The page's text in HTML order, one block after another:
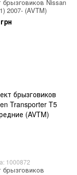
брызговиков Nissan
2007- (AVTM)
1000872
брызговиков